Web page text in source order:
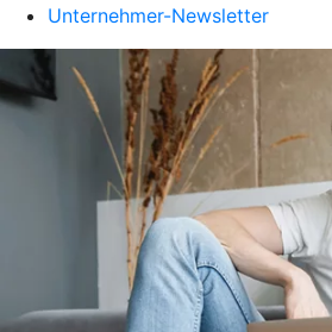
Unternehmer-Newsletter